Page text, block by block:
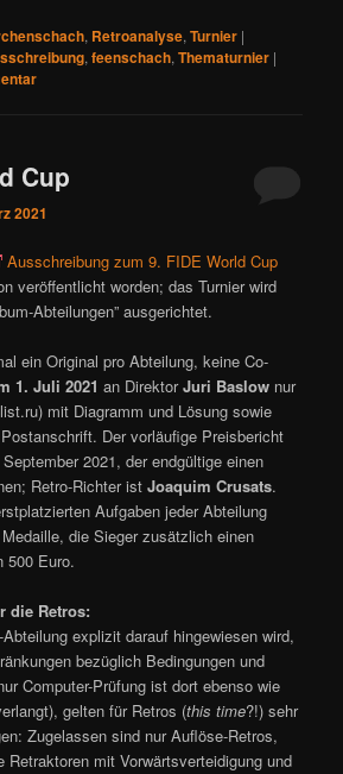
, Retroanalyse,Turnier |
,feenschach,Thematurnier |
Cup
2021
Ausschreibung zum 9. FIDE World Cup
veröffentlicht worden; das Turnier wird
Abteilungen” ausgerichtet.
ein Original pro Abteilung, keine Co-
1. Juli 2021 an DirektorJuri Baslow nur
mit Diagramm und Lösung sowie
Der vorläufige Preisbericht
2021, der endgültige einen
Retro-Richter istJoaquim Crusats.
Aufgaben jeder Abteilung
die Sieger zusätzlich einen
500 Euro.
die Retros:
explizit darauf hingewiesen wird,
bezüglich Bedingungen und
Computer-Prüfung ist dort ebenso wie
gelten für Retros (this time?!) sehr
Zugelassen sind nur Auflöse-Retros,
Retraktoren mit Vorwärtsverteidigung und